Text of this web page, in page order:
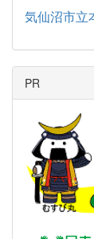
気仙沼市立
PR